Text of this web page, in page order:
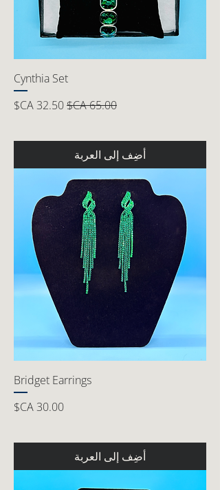
Cynthia Set
سعر عادي سعر البيع
أضِف إلى العربة
Bridget Earrings
السعر
أضِف إلى العربة